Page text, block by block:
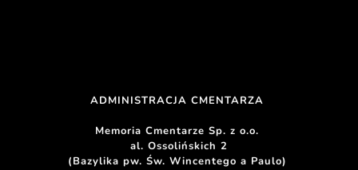
ADMINISTRACJA CMENTARZA
Memoria Cmentarze Sp. z o.o.
al. Ossolińskich 2
(Bazylika pw. Św. Wincentego a Paulo)